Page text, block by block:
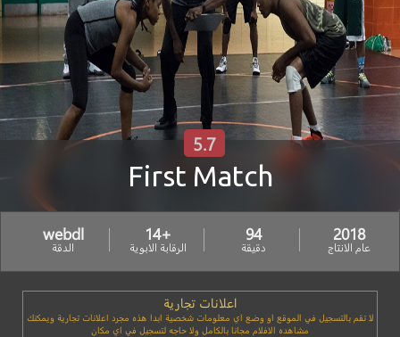
First Match
5.7
2018
عام الانتاج
94
دقيقة
+14
الرقابة الابوية
webdl
الدقة
اعلانات تجارية
لا تقم بالتسجيل في الموقع او وضع اي معلومات شخصية ابدا هذه مجرد اعلانات تجارية ويمكنك
مشاهده الافلام مجانا بالكامل ولا حاجه لتسجيل في اي مكان